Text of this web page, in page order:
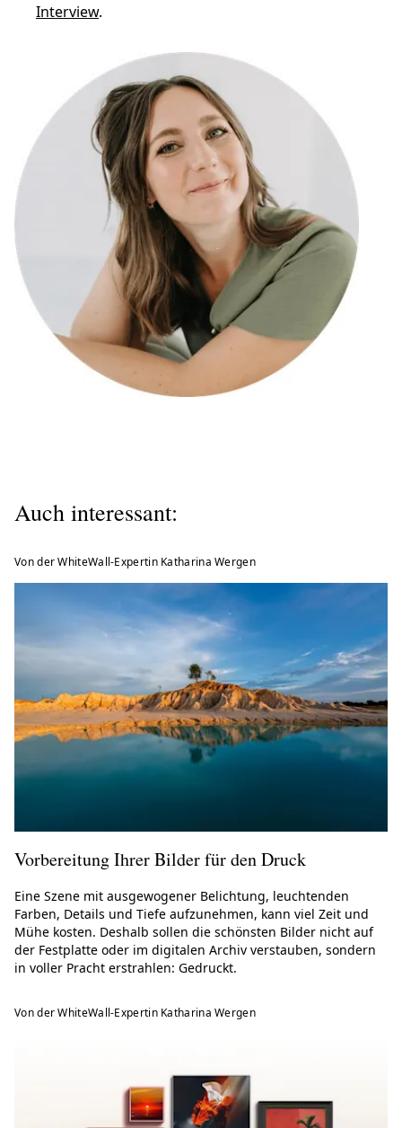
Interview.
Auch interessant:
Von der WhiteWall-Expertin Katharina Wergen
Vorbereitung Ihrer Bilder für den Druck
Eine Szene mit ausgewogener Belichtung, leuchtenden
Farben, Details und Tiefe aufzunehmen, kann viel Zeit und
Mühe kosten. Deshalb sollen die schönsten Bilder nicht auf
der Festplatte oder im digitalen Archiv verstauben, sondern
in voller Pracht erstrahlen: Gedruckt.
Von der WhiteWall-Expertin Katharina Wergen